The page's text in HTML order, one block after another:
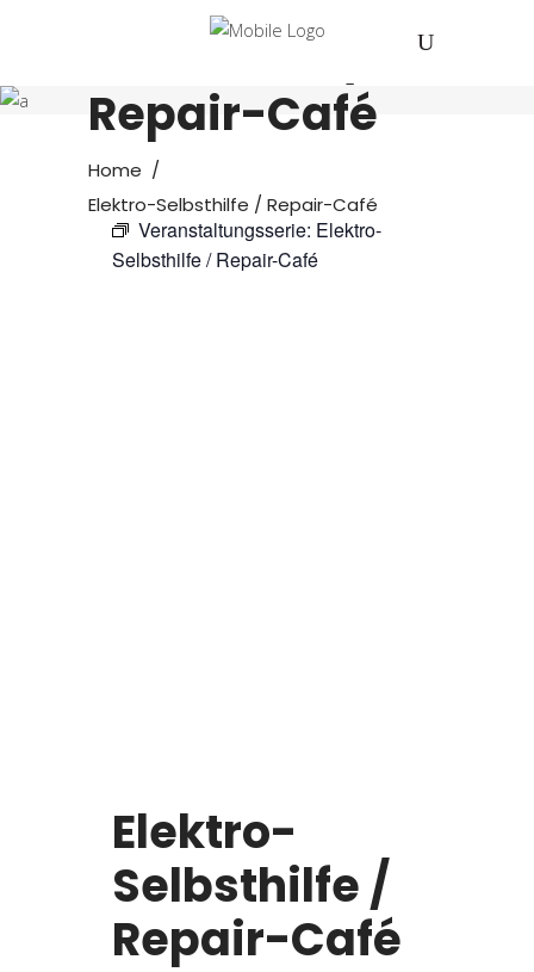
Selbsthilfe /
Repair-Café
Home /
Elektro-Selbsthilfe / Repair-Café
Veranstaltungsserie: Elektro-
Selbsthilfe / Repair-Café
Elektro-
Selbsthilfe /
Repair-Café